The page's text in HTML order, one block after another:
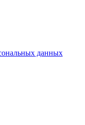
данных